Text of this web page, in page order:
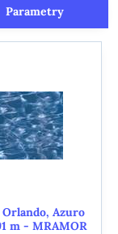
Parametry
Azuro
m - MRAMOR